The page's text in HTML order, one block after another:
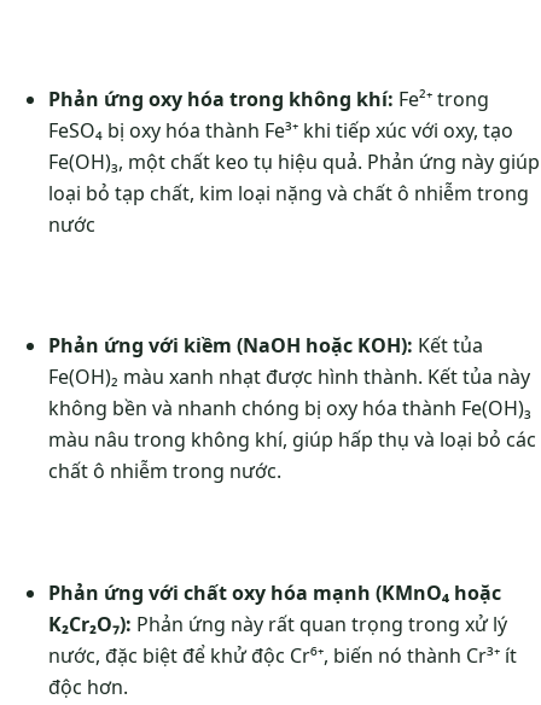
Phản ứng oxy hóa trong không khí: Fe²⁺ trong
FeSO₄ bị oxy hóa thành Fe³⁺ khi tiếp xúc với oxy, tạo
Fe(OH)₃, một chất keo tụ hiệu quả. Phản ứng này giúp
loại bỏ tạp chất, kim loại nặng và chất ô nhiễm trong
nước
Phản ứng với kiềm (NaOH hoặc KOH): Kết tủa
Fe(OH)₂ màu xanh nhạt được hình thành. Kết tủa này
không bền và nhanh chóng bị oxy hóa thành Fe(OH)₃
màu nâu trong không khí, giúp hấp thụ và loại bỏ các
chất ô nhiễm trong nước.
Phản ứng với chất oxy hóa mạnh (KMnO₄ hoặc
K₂Cr₂O₇): Phản ứng này rất quan trọng trong xử lý
nước, đặc biệt để khử độc Cr⁶⁺, biến nó thành Cr³⁺ ít
độc hơn.